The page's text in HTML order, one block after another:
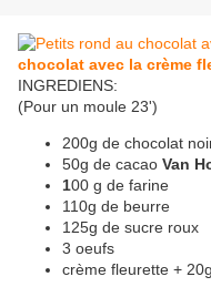
chocolat avec la crème
INGREDIENS:
(Pour un moule 23')
200g de chocolat
50g de cacao Van
100 g de farine
110g de beurre
125g de sucre roux
3 oeufs
crème fleurette +